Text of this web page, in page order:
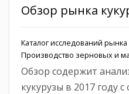
Обзор рынка
Каталог исследований рынка
Производство зерновых и
Обзор содержит
кукурузы в 2017 году